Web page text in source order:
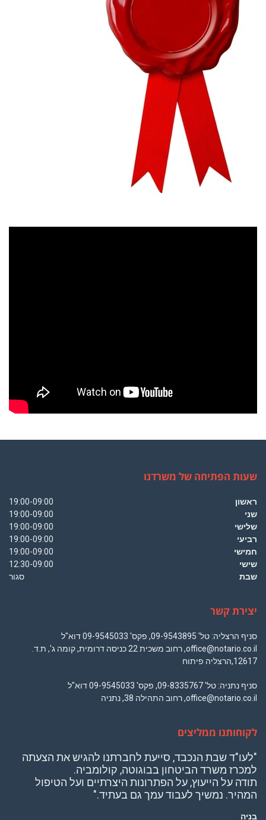
שעות הפתיחה של משרדנו
ראשון
19:00-09:00
שני
19:00-09:00
שלישי
19:00-09:00
רביעי
19:00-09:00
חמישי
19:00-09:00
שישי
12:30-09:00
שבת
סגור
יצירת קשר
סניף הרצליה: טל' 09-9543895, פקס' 09-9545033 דוא"ל
office@notario.co.il, רחוב משכית 22 כניסה דרומית, קומה ג', ת.ד.
12617,הרצליה פיתוח
סניף נתניה: טל' 09-8335767, פקס' 09-9545033 דוא"ל
office@notario.co.il, רחוב התהילה 38, נתניה
לקוחותנו ממליצים
"לעו"ד שבת הנכבד, סייעת לחברתנו להגיש את הצעתה
למכרז משרד הביטחון בבוגוטה, קולומביה.
תודה על הייעוץ, על הפתרונות היצרתיים ועל הטיפול
המהיר. נמשיך לעבוד עמך גם בעתיד."
בניה